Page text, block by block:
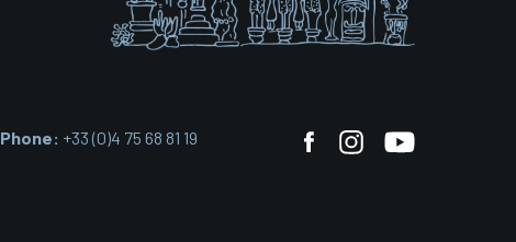
Phone: +33 (0)4 75 68 81 19